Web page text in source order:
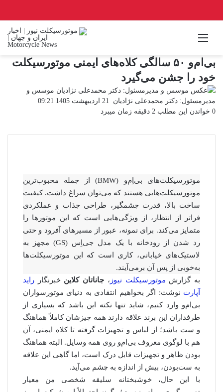
منو
بی‌ام‌و ۵۰ سالگی کلاه‌های ایمنی موتورسیکلت
خود را جشن می‌گیرد
موسس و
مدیرمسئول: دکتر محمدعلی نژادیان
ارسال
ایمیل
21 اردیبهشت 1405 09:21
0 خواندن این مطلب 2 دقیقه زمان میبرد
موتورسیکلت‌های بی‌اِم‌و (BMW) از جمله محبوب‌ترین
موتورسیکلت‌هایی هستند که می‌توان سراغ داشت. کیفیت
ساخت بالا، قدرت چشمگیر، طراحی جذاب و عملکردی
فراتر از انتظار، از ویژگی‌هایی است که این موتورها را
متمایز می‌کند. برای نمونه، عبور از مسیرهای آفرود و حتی
رد شدن از رودخانه با یک مدل جی‌اِس (GS) مجهز به
لاستیک‌های خیابانی، کاری است که این موتورسیکلت‌ها
به‌خوبی از پس آن برمی‌آیند.
به گزارش موتورسیکلت نیوز ، جاناتان کلاین خبرنگار راید
آپارت نوشت: اگر بخواهیم انتقادی به دنیای موتورسواران
بی‌ام‌و وارد کنیم، شاید تنها نکته این باشد که بسیاری از
طرفداران این برند علاقه دارند همه چیزشان کاملاً هماهنگ
و ست باشد؛ از لباس و تجهیزات گرفته تا کلاه ایمنی، آن
هم با لوگوی معروف بی‌ام‌و روی همه وسایل. البته هماهنگ
بودن ظاهر و تجهیزات قابل درک است، اما گاهی این علاقه
به ست‌بودن، بیش از اندازه به چشم می‌آید.
با این حال، خوشبختانه سلیقه شخصی من معیار